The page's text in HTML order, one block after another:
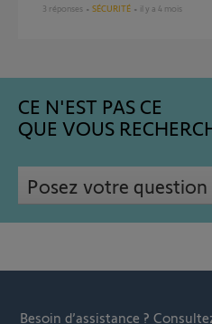
3 réponses SÉCURITÉ il y a 4 mois
CE N'EST PAS CE
QUE VOUS
Posez votre question
Besoin d’assistance ?